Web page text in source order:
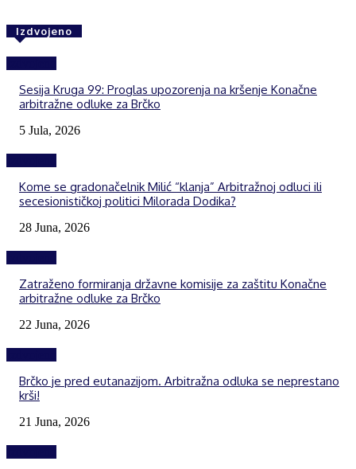
Izdvojeno
Sesija Kruga 99: Proglas upozorenja na kršenje Konačne
arbitražne odluke za Brčko
5 Jula, 2026
Kome se gradonačelnik Milić “klanja” Arbitražnoj odluci ili
secesionističkoj politici Milorada Dodika?
28 Juna, 2026
Zatraženo formiranja državne komisije za zaštitu Konačne
arbitražne odluke za Brčko
22 Juna, 2026
Brčko je pred eutanazijom. Arbitražna odluka se neprestano
krši!
21 Juna, 2026